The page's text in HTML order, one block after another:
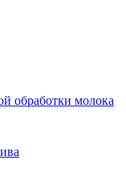
обработки молока